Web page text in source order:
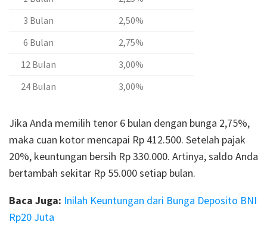
3 Bulan
2,50%
6 Bulan
2,75%
12 Bulan
3,00%
24 Bulan
3,00%
Jika Anda memilih tenor 6 bulan dengan bunga 2,75%,
maka cuan kotor mencapai Rp 412.500. Setelah pajak
20%, keuntungan bersih Rp 330.000. Artinya, saldo Anda
bertambah sekitar Rp 55.000 setiap bulan.
Baca Juga: Inilah Keuntungan dari Bunga Deposito BNI
Rp20 Juta